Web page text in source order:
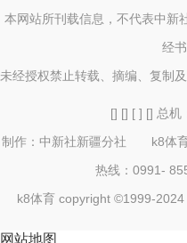
本网站所刊载信息，不代表中新
经
未经授权禁止转载、摘编、复制
[] [] [ ] [] 总机
制作：中新社新疆分社 k8体
热线：0991-
k8体育 copyright ©1999-
网站地图